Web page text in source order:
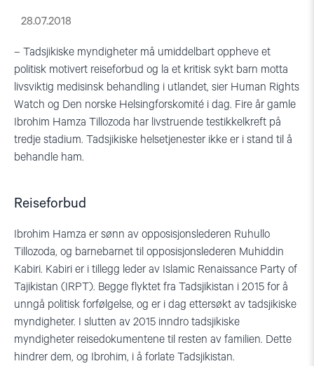
28.07.2018
– Tadsjikiske myndigheter må umiddelbart oppheve et
politisk motivert reiseforbud og la et kritisk sykt barn motta
livsviktig medisinsk behandling i utlandet, sier Human Rights
Watch og Den norske Helsingforskomité i dag. Fire år gamle
Ibrohim Hamza Tillozoda har livstruende testikkelkreft på
tredje stadium. Tadsjikiske helsetjenester ikke er i stand til å
behandle ham.
Reiseforbud
Ibrohim Hamza er sønn av opposisjonslederen Ruhullo
Tillozoda, og barnebarnet til opposisjonslederen Muhiddin
Kabiri. Kabiri er i tillegg leder av Islamic Renaissance Party of
Tajikistan (IRPT). Begge flyktet fra Tadsjikistan i 2015 for å
unngå politisk forfølgelse, og er i dag ettersøkt av tadsjikiske
myndigheter. I slutten av 2015 inndro tadsjikiske
myndigheter reisedokumentene til resten av familien. Dette
hindrer dem, og Ibrohim, i å forlate Tadsjikistan.